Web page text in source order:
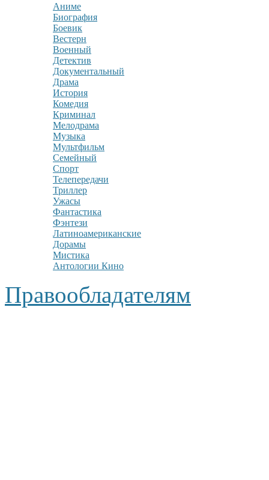
Аниме
Биография
Боевик
Вестерн
Военный
Детектив
Документальный
Драма
История
Комедия
Криминал
Мелодрама
Музыка
Мультфильм
Семейный
Спорт
Телепередачи
Триллер
Ужасы
Фантастика
Фэнтези
Латиноамериканские
Дорамы
Мистика
Антологии Кино
Правообладателям